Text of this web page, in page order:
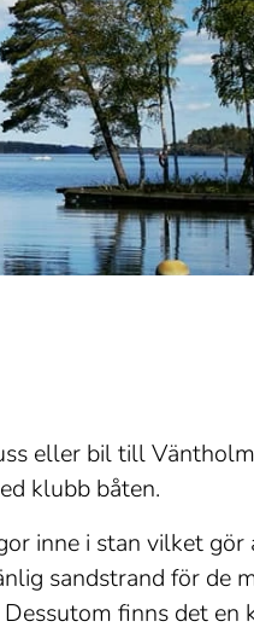
eller bil till
klubb båten.
inne i stan vilket gör
sandstrand för de
finns det en